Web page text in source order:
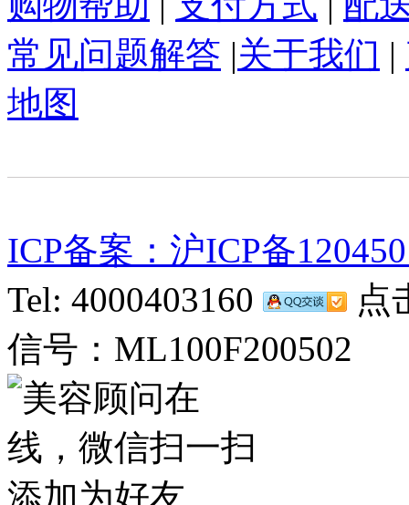
常见问题解答 |关于我们 |
地图
ICP备案：沪ICP备
Tel: 4000403160
点
信号：ML100F200502